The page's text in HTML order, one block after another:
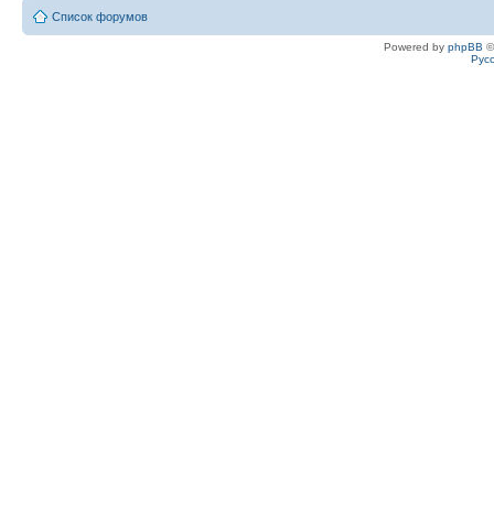
Список форумов
Powered by phpBB